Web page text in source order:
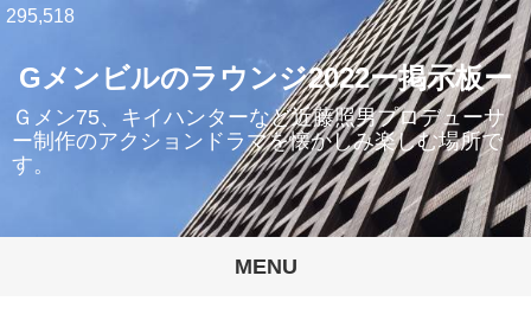
Gメンビルのラウンジ2022ー掲示板ー
Ｇメン75、キイハンターなど近藤照男プロデューサ
ー制作のアクションドラマを懐かしみ楽しむ場所で
す。
MENU
295,518